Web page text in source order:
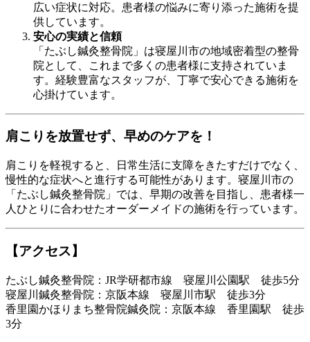
広い症状に対応。患者様の悩みに寄り添った施術を提
供しています。
安心の実績と信頼
「たぶし鍼灸整骨院」は寝屋川市の地域密着型の整骨
院として、これまで多くの患者様に支持されていま
す。経験豊富なスタッフが、丁寧で安心できる施術を
心掛けています。
肩こりを放置せず、早めのケアを！
肩こりを軽視すると、日常生活に支障をきたすだけでなく、
慢性的な症状へと進行する可能性があります。寝屋川市の
「たぶし鍼灸整骨院」では、早期の改善を目指し、患者様一
人ひとりに合わせたオーダーメイドの施術を行っています。
【アクセス】
たぶし鍼灸整骨院：JR学研都市線 寝屋川公園駅 徒歩5分
寝屋川鍼灸整骨院：京阪本線 寝屋川市駅 徒歩3分
香里園かほりまち整骨院鍼灸院：京阪本線 香里園駅 徒歩
3分